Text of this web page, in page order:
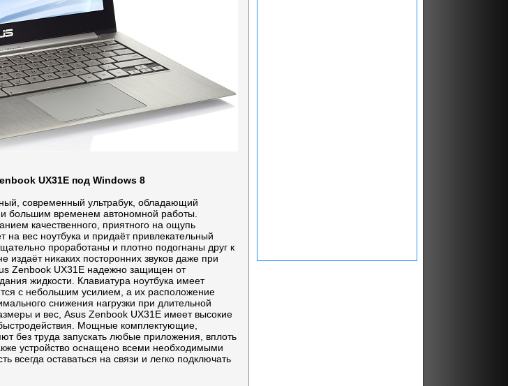
UX31E под Windows 8
современный ультрабук, обладающий
большим временем автономной работы.
качественного, приятного на ощупь
на вес ноутбука и придаёт привлекательный
проработаны и плотно подогнаны друг к
издаёт никаких посторонних звуков даже при
Zenbook UX31E надежно защищен от
жидкости. Клавиатура ноутбука имеет
с небольшим усилием, а их расположение
снижения нагрузки при длительной
и вес, Asus Zenbook UX31E имеет высокие
Мощные комплектующие,
без труда запускать любые приложения, вплоть
устройство оснащено всеми необходимыми
всегда оставаться на связи и легко подключать